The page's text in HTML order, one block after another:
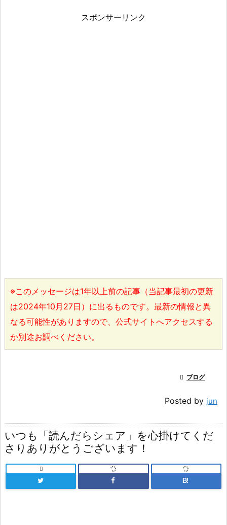
スポンサーリンク
※このメッセージは1年以上前の記事（当記事最初の更新
は2024年10月27日）に出るものです。最新の情報と異
なる可能性がありますので、公式サイトへアクセスする
か別途お調べください。
 ブログ
Posted by jun
いつも「読んだらシェア」を心掛けてくだ
さりありがとうございます！

B!